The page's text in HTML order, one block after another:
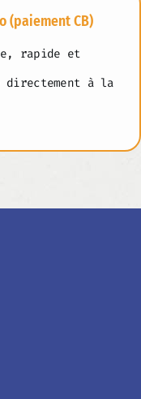
(paiement CB)
rapide et
à la